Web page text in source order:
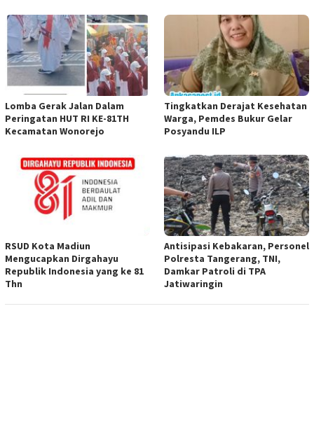
Lomba Gerak Jalan Dalam
Peringatan HUT RI KE-81TH
Kecamatan Wonorejo
Tingkatkan Derajat Kesehatan
Warga, Pemdes Bukur Gelar
Posyandu ILP
RSUD Kota Madiun
Mengucapkan Dirgahayu
Republik Indonesia yang ke 81
Thn
Antisipasi Kebakaran, Personel
Polresta Tangerang, TNI,
Damkar Patroli di TPA
Jatiwaringin